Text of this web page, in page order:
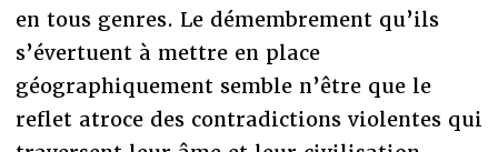
en tous genres. Le démembrement qu’ils
s’évertuent à mettre en place
géographiquement semble n’être que le
reflet atroce des contradictions violentes qui